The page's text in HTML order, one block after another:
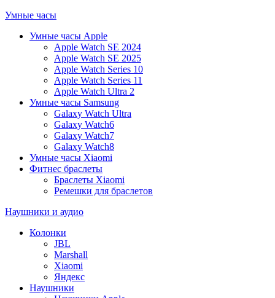
Умные часы
Умные часы Apple
Apple Watch SE 2024
Apple Watch SE 2025
Apple Watch Series 10
Apple Watch Series 11
Apple Watch Ultra 2
Умные часы Samsung
Galaxy Watch Ultra
Galaxy Watch6
Galaxy Watch7
Galaxy Watch8
Умные часы Xiaomi
Фитнес браслеты
Браслеты Xiaomi
Ремешки для браслетов
Наушники и аудио
Колонки
JBL
Marshall
Xiaomi
Яндекс
Наушники